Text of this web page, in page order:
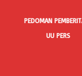
PEDOMAN
UU PERS